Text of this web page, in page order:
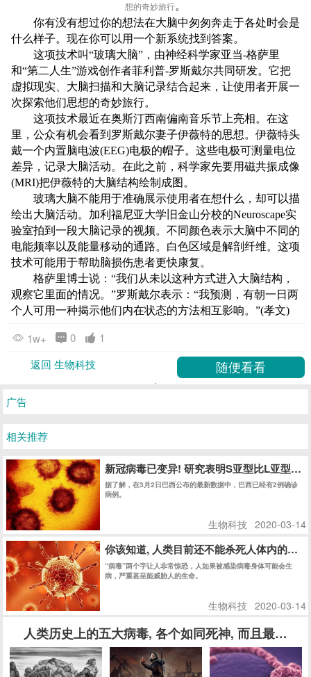
想的奇妙旅行。
你有没有想过你的想法在大脑中匆匆奔走于各处时会是
什么样子。现在你可以用一个新系统找到答案。
这项技术叫“玻璃大脑”，由神经科学家亚当-格萨里
和“第二人生”游戏创作者菲利普-罗斯戴尔共同研发。它把
虚拟现实、大脑扫描和大脑记录结合起来，让使用者开展一
次探索他们思想的奇妙旅行。
这项技术最近在奥斯汀西南偏南音乐节上亮相。在这
里，公众有机会看到罗斯戴尔妻子伊薇特的思想。伊薇特头
戴一个内置脑电波(EEG)电极的帽子。这些电极可测量电位
差异，记录大脑活动。在此之前，科学家先要用磁共振成像
(MRI)把伊薇特的大脑结构绘制成图。
玻璃大脑不能用于准确展示使用者在想什么，却可以描
绘出大脑活动。加利福尼亚大学旧金山分校的Neuroscape实
验室拍到一段大脑记录的视频。不同颜色表示大脑中不同的
电能频率以及能量移动的通路。白色区域是解剖纤维。这项
技术可能用于帮助脑损伤患者更快康复。
格萨里博士说：“我们从未以这种方式进入大脑结构，
观察它里面的情况。”罗斯戴尔表示：“我预测，有朝一日两
个人可用一种揭示他们内在状态的方法相互影响。”(孝文)
1w+ 0
1
返回 生物科技
广告
相关推荐
新冠病毒已变异! 研究表明S亚型比L亚型传
据了解，在3月2日巴西公布的最新数据中，巴西已经有2例确诊
病例。
生物科技 2020-03-14
你该知道, 人类目前还不能杀死人体内的任
“病毒”两个字让人非常惊恐，人如果被感染病毒身体可能会生
病，严重甚至能威胁人的生命。
生物科技 2020-03-14
人类历史上的五大病毒, 各个如同死神, 而且最后一